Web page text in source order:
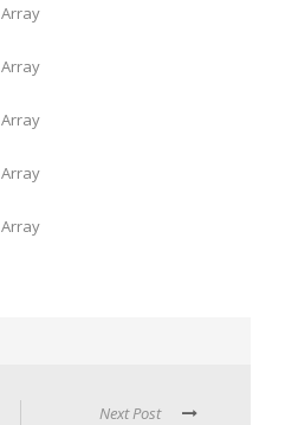
Array
Array
Array
Array
Array
Next Post